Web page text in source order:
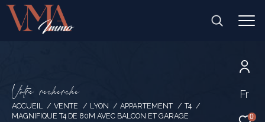
Fr
0
Votre recherche
ACCUEIL VENTE LYON APPARTEMENT
T4
MAGNIFIQUE T4 DE 80M AVEC BALCON ET GARAGE